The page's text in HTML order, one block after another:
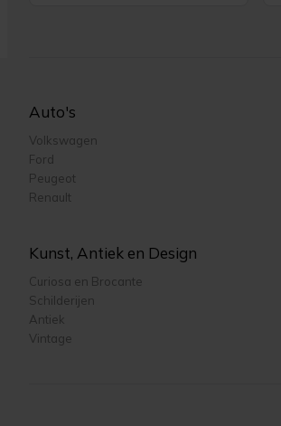
Auto's
Volkswagen
Ford
Peugeot
Renault
Kunst, Antiek en Design
Curiosa en Brocante
Schilderijen
Antiek
Vintage